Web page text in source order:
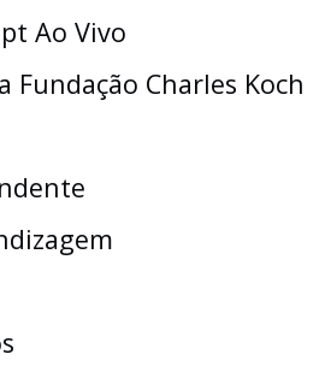
Ao Vivo
Fundação Charles Koch